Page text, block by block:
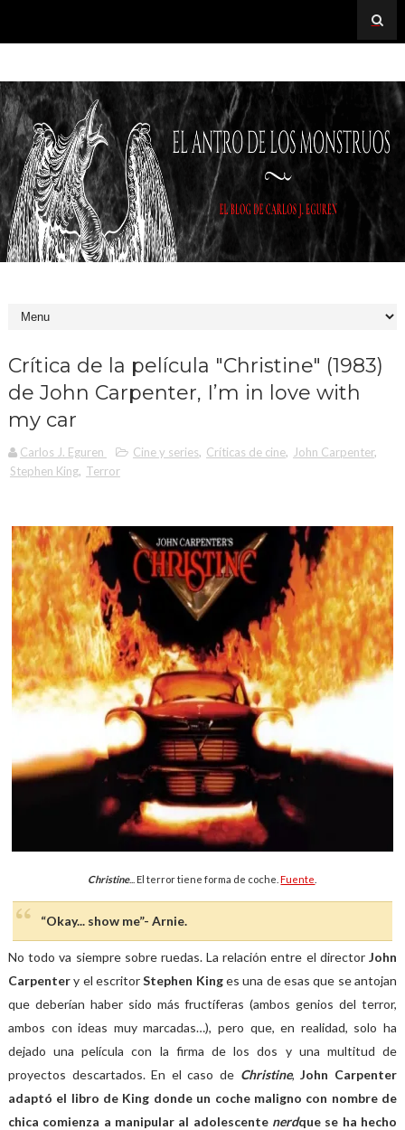
Crítica de la película "Christine" (1983)
de John Carpenter, I’m in love with
my car
Carlos J. Eguren Cine y series, Críticas de cine, John Carpenter,
Stephen King, Terror
Christine... El terror tiene forma de coche.Fuente
“Okay... show me”- Arnie.
No todo va siempre sobre ruedas. La relación entre el directorJohn
Carpentery el escritorStephen Kinges una de esas que se antojan
que deberían haber sido más fructíferas (ambos genios del terror,
ambos con ideas muy marcadas…), pero que, en realidad, solo ha
dejado una película con la firma de los dos y una multitud de
proyectos descartados. En el caso de Christine, John Carpenter
adaptó el libro de King donde un coche maligno con nombre de
chica comienza a manipular al adolescente nerdque se ha hecho